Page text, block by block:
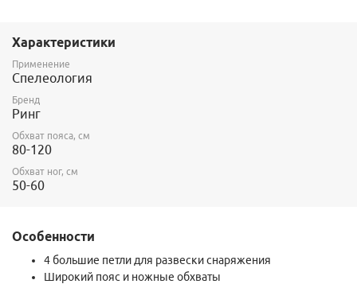
Характеристики
Применение
Спелеология
Бренд
Ринг
Обхват пояса, см
80-120
Обхват ног, см
50-60
Особенности
4 большие петли для развески снаряжения
Широкий пояс и ножные обхваты